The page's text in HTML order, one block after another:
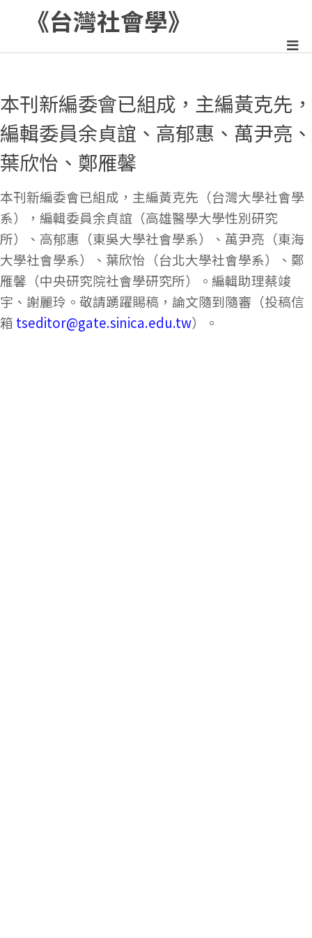
《台灣社會學》
本刊新編委會已組成，主編黃克先，
編輯委員余貞誼、高郁惠、萬尹亮、
葉欣怡、鄭雁馨
本刊新編委會已組成，主編黃克先（台灣大學社會學
系），編輯委員余貞誼（高雄醫學大學性別研究
所）、高郁惠（東吳大學社會學系）、萬尹亮（東海
大學社會學系）、葉欣怡（台北大學社會學系）、鄭
雁馨（中央研究院社會學研究所）。編輯助理蔡竣
宇、謝麗玲。敬請踴躍賜稿，論文隨到隨審（投稿信
箱 tseditor@gate.sinica.edu.tw）。